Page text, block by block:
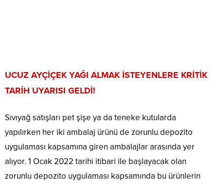
UCUZ AYÇİÇEK YAĞI ALMAK İSTEYENLERE KRİTİK
TARİH UYARISI GELDİ!
Sıvıyağ satışları pet şişe ya da teneke kutularda
yapılırken her iki ambalaj ürünü de zorunlu depozito
uygulaması kapsamına giren ambalajlar arasında yer
alıyor. 1 Ocak 2022 tarihi itibari ile başlayacak olan
zorunlu depozito uygulaması kapsamında bu ürünlerin